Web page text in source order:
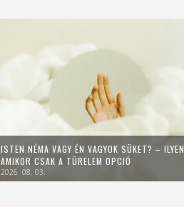
ISTEN NÉMA VAGY ÉN VAGYOK SÜKET? – ILYEN,
AMIKOR CSAK A TÜRELEM OPCIÓ
2026. 08. 03.